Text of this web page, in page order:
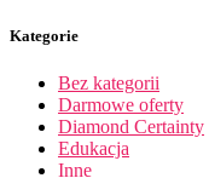
Kategorie
Bez kategorii
Darmowe oferty
Diamond Certainty
Edukacja
Inne